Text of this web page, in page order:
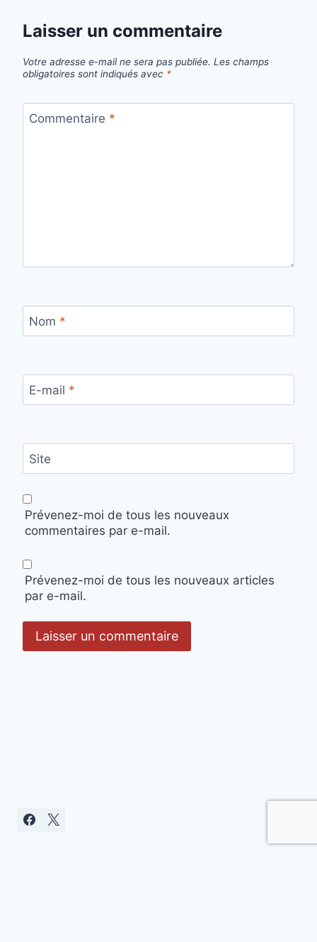
Laisser un commentaire
Votre adresse e-mail ne sera pas publiée. Les champs
obligatoires sont indiqués avec *
Commentaire *
Nom *
E-mail *
Site
Prévenez-moi de tous les nouveaux
commentaires par e-mail.
Prévenez-moi de tous les nouveaux articles
par e-mail.